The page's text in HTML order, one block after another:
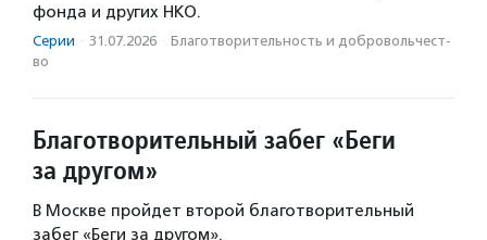
фонда и других НКО.
Серии · 31.07.2026 · Благотвори­тель­ность и доброволь­чест­
во
Благотворительный забег «Беги
за другом»
В Москве пройдет второй благотворительный
забег «Беги за другом».